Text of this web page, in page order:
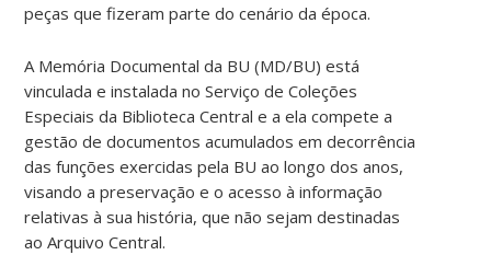
peças que fizeram parte do cenário da época.
A Memória Documental da BU (MD/BU) está
vinculada e instalada no Serviço de Coleções
Especiais da Biblioteca Central e a ela compete a
gestão de documentos acumulados em decorrência
das funções exercidas pela BU ao longo dos anos,
visando a preservação e o acesso à informação
relativas à sua história, que não sejam destinadas
ao Arquivo Central.